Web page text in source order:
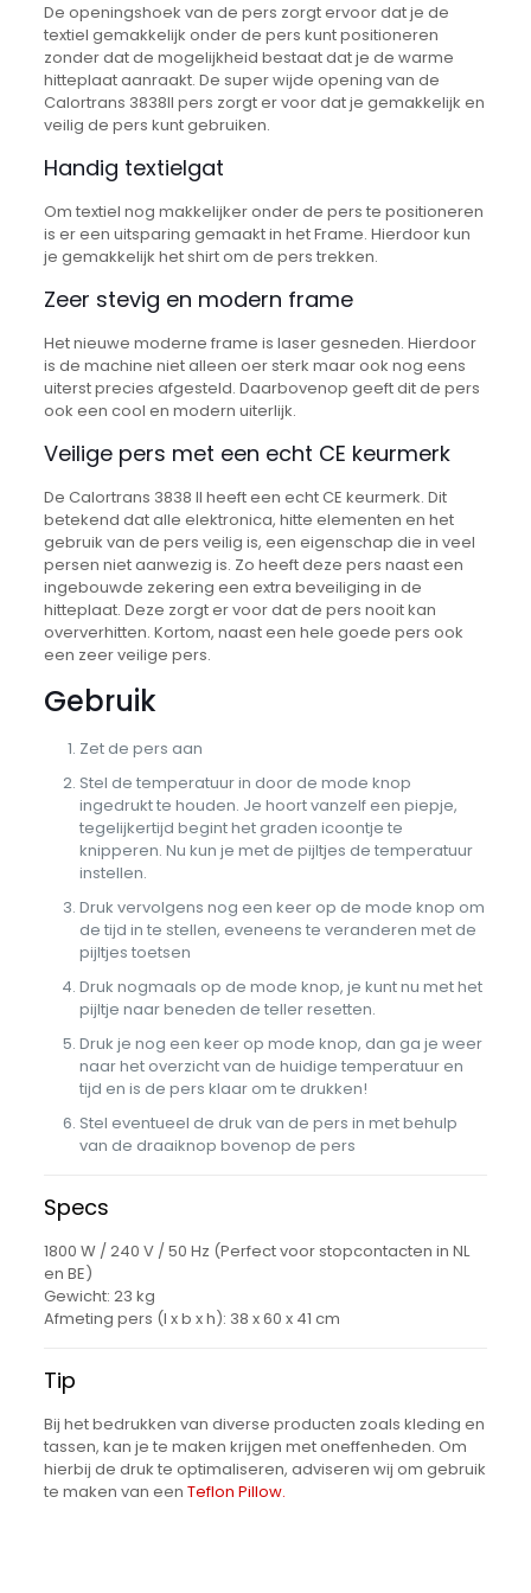
De openingshoek van de pers zorgt ervoor dat je de
textiel gemakkelijk onder de pers kunt positioneren
zonder dat de mogelijkheid bestaat dat je de warme
hitteplaat aanraakt. De super wijde opening van de
Calortrans 3838II pers zorgt er voor dat je gemakkelijk en
veilig de pers kunt gebruiken.
Handig textielgat
Om textiel nog makkelijker onder de pers te positioneren
is er een uitsparing gemaakt in het Frame. Hierdoor kun
je gemakkelijk het shirt om de pers trekken.
Zeer stevig en modern frame
Het nieuwe moderne frame is laser gesneden. Hierdoor
is de machine niet alleen oer sterk maar ook nog eens
uiterst precies afgesteld. Daarbovenop geeft dit de pers
ook een cool en modern uiterlijk.
Veilige pers met een echt CE keurmerk
De Calortrans 3838 II heeft een echt CE keurmerk. Dit
betekend dat alle elektronica, hitte elementen en het
gebruik van de pers veilig is, een eigenschap die in veel
persen niet aanwezig is. Zo heeft deze pers naast een
ingebouwde zekering een extra beveiliging in de
hitteplaat. Deze zorgt er voor dat de pers nooit kan
oververhitten. Kortom, naast een hele goede pers ook
een zeer veilige pers.
Gebruik
Zet de pers aan
Stel de temperatuur in door de mode knop
ingedrukt te houden. Je hoort vanzelf een piepje,
tegelijkertijd begint het graden icoontje te
knipperen. Nu kun je met de pijltjes de temperatuur
instellen.
Druk vervolgens nog een keer op de mode knop om
de tijd in te stellen, eveneens te veranderen met de
pijltjes toetsen
Druk nogmaals op de mode knop, je kunt nu met het
pijltje naar beneden de teller resetten.
Druk je nog een keer op mode knop, dan ga je weer
naar het overzicht van de huidige temperatuur en
tijd en is de pers klaar om te drukken!
Stel eventueel de druk van de pers in met behulp
van de draaiknop bovenop de pers
Specs
1800 W / 240 V / 50 Hz (Perfect voor stopcontacten in NL
en BE)
Gewicht: 23 kg
Afmeting pers (l x b x h): 38 x 60 x 41 cm
Tip
Bij het bedrukken van diverse producten zoals kleding en
tassen, kan je te maken krijgen met oneffenheden. Om
hierbij de druk te optimaliseren, adviseren wij om gebruik
te maken van een Teflon Pillow.